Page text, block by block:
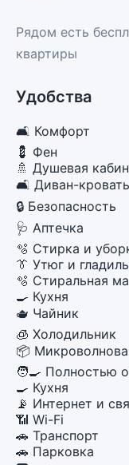
Рядом есть
квартиры
Удобства
🛋 Комфорт
💈 Фен
🚿 Душевая
🛋 Диван-кровать
🔒 Безопасность
🩺 Аптечка
🫧 Стирка и
👔 Утюг и
🫧 Стиральная
🍳 Кухня
🫖 Чайник
🧊 Холодильник
📦
🧑‍🍳 Полностью
🍳 Кухня
📡 Интернет и
📶 Wi-Fi
🚗 Транспорт
🚗 Парковка